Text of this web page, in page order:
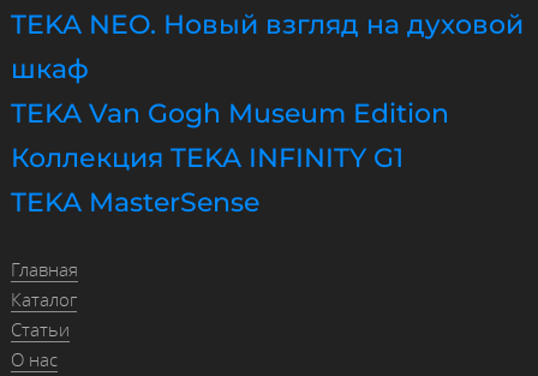
TEKA NEO. Новый взгляд на духовой
шкаф
TEKA Van Gogh Museum Edition
Коллекция TEKA INFINITY G1
TEKA MasterSense
Главная
Каталог
Статьи
О нас